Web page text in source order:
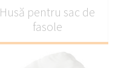
Husă pentru sac de
fasole